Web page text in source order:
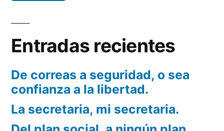
Entradas recientes
De correas a seguridad, o sea
confianza a la libertad.
La secretaria, mi secretaria.